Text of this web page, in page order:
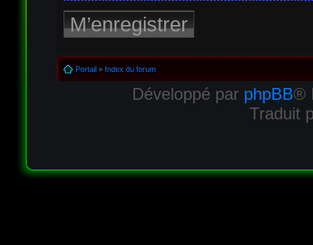
M’enregistrer
Portail» Index du forum
Développé par phpBB®
Traduit